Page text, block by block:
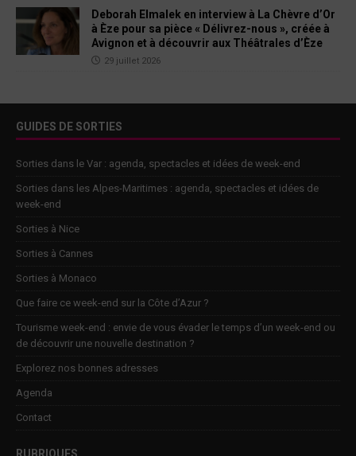
Deborah Elmalek en interview à La Chèvre d’Or
à Èze pour sa pièce « Délivrez-nous », créée à
Avignon et à découvrir aux Théâtrales d’Èze
29 juillet 2026
GUIDES DE SORTIES
Sorties dans le Var : agenda, spectacles et idées de week-end
Sorties dans les Alpes-Maritimes : agenda, spectacles et idées de
week-end
Sorties à Nice
Sorties à Cannes
Sorties à Monaco
Que faire ce week-end sur la Côte d’Azur ?
Tourisme week-end : envie de vous évader le temps d’un week-end ou
de découvrir une nouvelle destination ?
Explorez nos bonnes adresses
Agenda
Contact